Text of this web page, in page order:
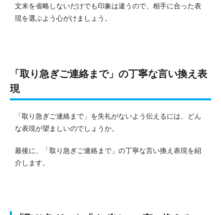
文末を省略しないだけでも印象は違うので、相手に合った表
現を選ぶよう心がけましょう。
「取り急ぎご連絡まで」の丁寧な言い換え表
現
「取り急ぎご連絡まで」を失礼がないよう伝えるには、どん
な表現が望ましいのでしょうか。
最後に、「取り急ぎご連絡まで」の丁寧な言い換え表現を紹
介します。